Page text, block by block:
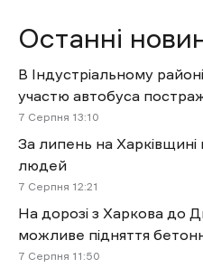
Останні
В Індустріальному
участю автобуса
7 Cерпня 13:10
За липень на
людей
7 Cерпня 12:21
На дорозі з Харкова до
можливе підняття
7 Cерпня 11:50